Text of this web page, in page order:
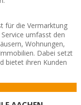
für die Vermarktung
umfasst den
Wohnungen,
Dabei setzt
bietet ihren Kunden